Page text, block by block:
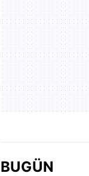
BUGÜN